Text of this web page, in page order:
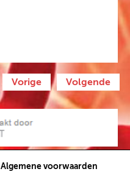
Vorige Volgende
Algemene voorwaarden